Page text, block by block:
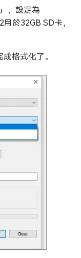
，設定為
於32GB SD卡，
格式化了。